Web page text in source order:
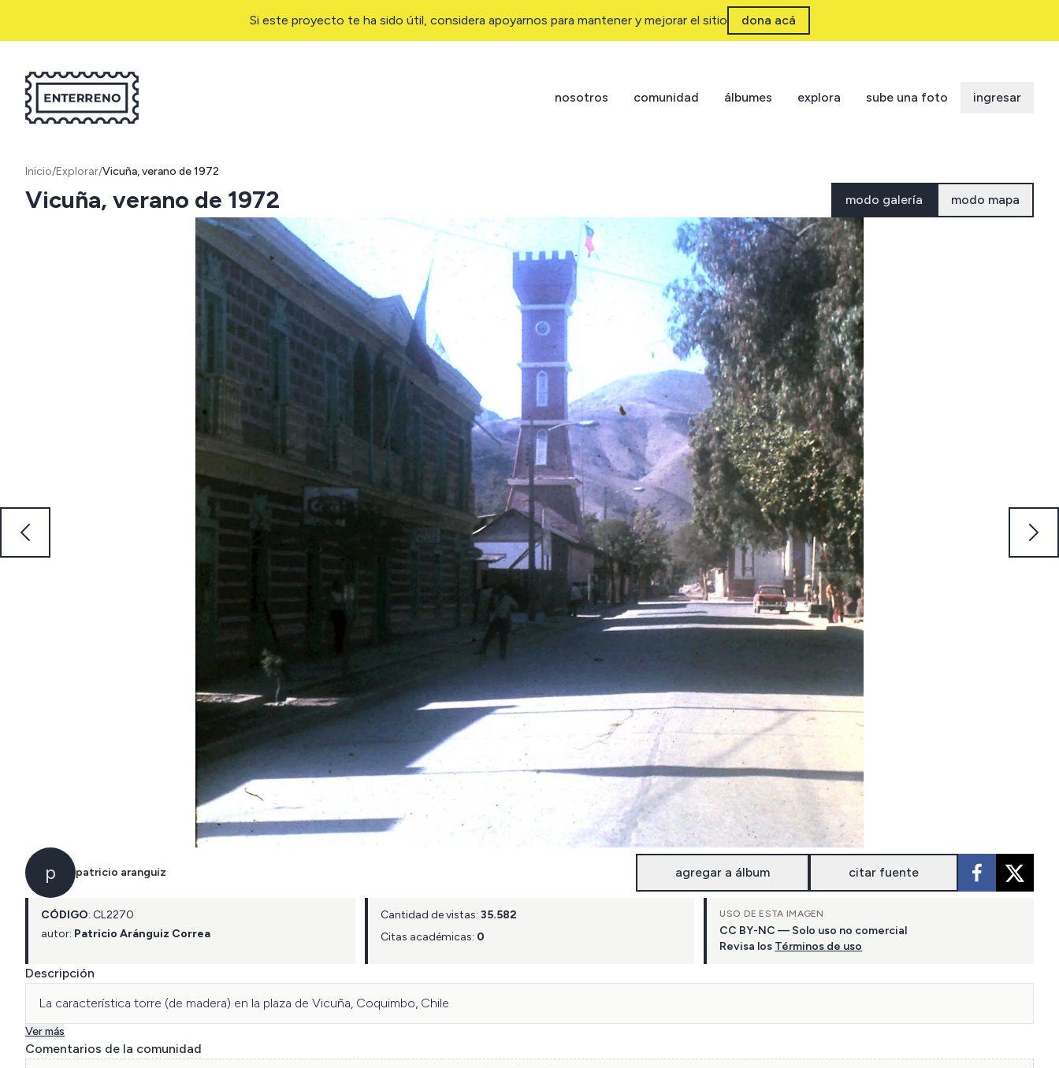
Si este proyecto te ha sido útil, considera apoyarnos para mantener y mejorar el sitio dona acá
nosotros comunidad álbumes explora sube una foto ingresar
Inicio/Explorar/Vicuña, verano de 1972
Vicuña, verano de 1972 modo galería modo mapa
p patricio aranguiz agregar a álbum citar fuente
CÓDIGO: CL2270
autor: Patricio Aránguiz Correa
Cantidad de vistas: 35.582
Citas académicas: 0
USO DE ESTA IMAGEN
CC BY-NC — Solo uso no comercial
Revisa los Términos de uso
Descripción
La característica torre (de madera) en la plaza de Vicuña, Coquimbo, Chile
Ver más
Comentarios de la comunidad